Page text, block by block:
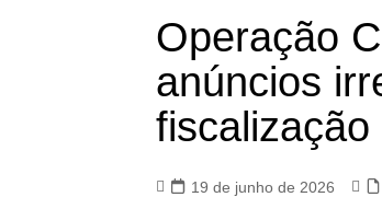
Operação
anúncios
19 de junho de 2026